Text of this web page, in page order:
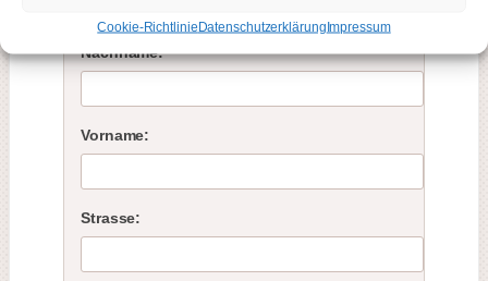
Cookie-RichtlinieDatenschutzerklärungImpressum
Nachname:
Vorname:
Strasse: